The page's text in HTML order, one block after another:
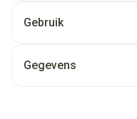
Gebruik
Gegevens